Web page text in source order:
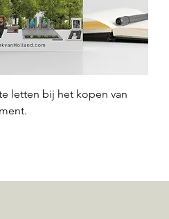
letten bij het kopen van